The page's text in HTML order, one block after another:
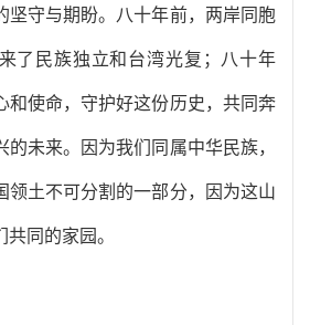
坚守与期盼。八十年前，两岸同胞
了民族独立和台湾光复；八十年
和使命，守护好这份历史，共同奔
未来。因为我们同属中华民族，
领土不可分割的一部分，因为这山
同的家园。